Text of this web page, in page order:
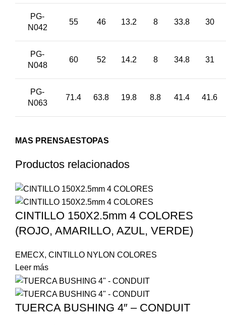
PG-
N042
55 46 13.2 8 33.8 30
PG-
N048
60 52 14.2 8 34.8 31
PG-
N063
71.4 63.8 19.8 8.8 41.4 41.6
MAS PRENSAESTOPAS
Productos relacionados
CINTILLO 150X2.5mm 4 COLORES
(ROJO, AMARILLO, AZUL, VERDE)
EMECX, CINTILLO NYLON COLORES
Leer más
TUERCA BUSHING 4″ – CONDUIT